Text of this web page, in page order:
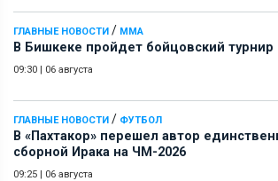
ГЛАВНЫЕ НОВОСТИ / ММА
В Бишкеке пройдет бойцовский турнир
09:30 | 06 августа
ГЛАВНЫЕ НОВОСТИ / ФУТБОЛ
В «Пахтакор» перешел автор
сборной Ирака на ЧМ-2026
09:25 | 06 августа